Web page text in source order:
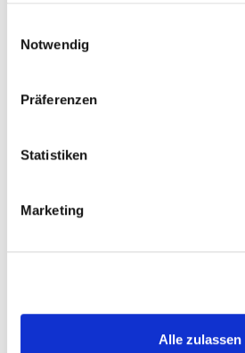
Notwendig
Präferenzen
Statistiken
Marketing
Alle zulassen
BESTELLUNG /